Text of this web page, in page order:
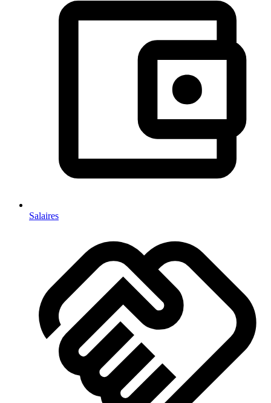
Salaires